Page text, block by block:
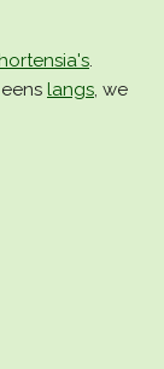
.
langs, we